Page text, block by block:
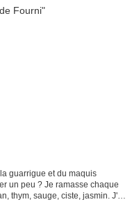
guarrigue et du maquis
un peu ? Je ramasse chaque
thym, sauge, ciste, jasmin. J'en